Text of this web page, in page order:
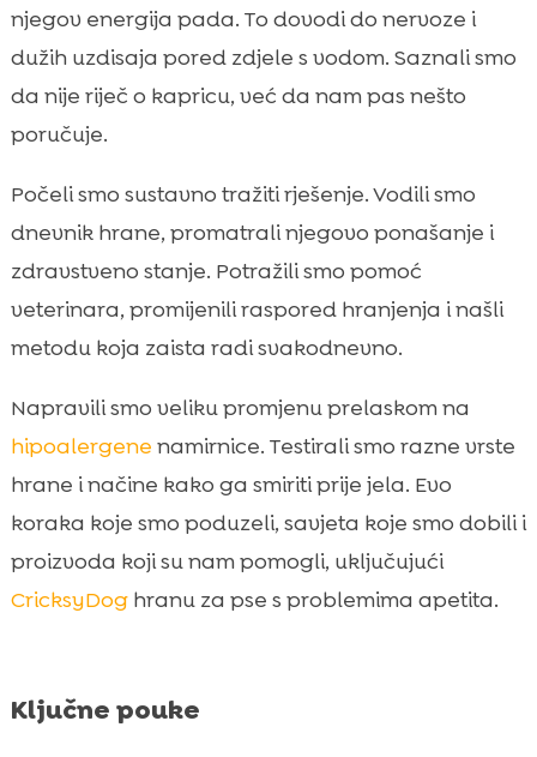
 Raspored hranjenja i rutina koji su nam
pomogli
Prijelaz na kvalitetnu, hipoalergenu
prehranu
CricksyDog: rješenje koje je promijenilo sve
 Poslastice i pojačivači ukusa koji su
potaknuli apetit
Podrška zdravlju: vitamini, higijena i njega
Strategije za motivaciju tijekom dana
Psihologija hranjenja: stresori u kućanstvu
 Najčešće greške koje smo i sami radili
 Zaključak
 FAQ
njegov energija pada. To dovodi do nervoze i
dužih uzdisaja pored zdjele s vodom. Saznali smo
da nije riječ o kapricu, već da nam pas nešto
poručuje.
Počeli smo sustavno tražiti rješenje. Vodili smo
dnevnik hrane, promatrali njegovo ponašanje i
zdravstveno stanje. Potražili smo pomoć
veterinara, promijenili raspored hranjenja i našli
metodu koja zaista radi svakodnevno.
Napravili smo veliku promjenu prelaskom na
hipoalergene namirnice. Testirali smo razne vrste
hrane i načine kako ga smiriti prije jela. Evo
koraka koje smo poduzeli, savjeta koje smo dobili i
proizvoda koji su nam pomogli, uključujući
CricksyDoghranu za pse s problemima apetita.
Ključne pouke